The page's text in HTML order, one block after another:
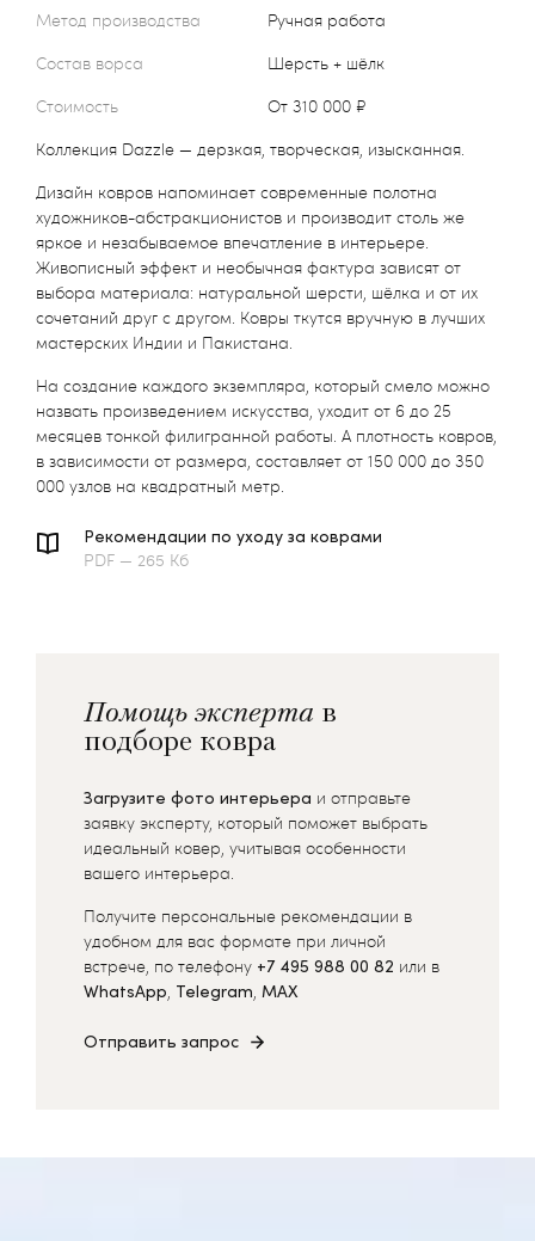
Метод производства
Ручная работа
Состав ворса
Шерсть + шёлк
Стоимость
от 310 000 ₽
Коллекция Dazzle — дерзкая, творческая, изысканная.
Дизайн ковров напоминает современные полотна
художников-абстракционистов и производит столь же
яркое и незабываемое впечатление в интерьере.
Живописный эффект и необычная фактура зависят от
выбора материала: натуральной шерсти, шёлка и от их
сочетаний друг с другом. Ковры ткутся вручную в лучших
мастерских Индии и Пакистана.
На создание каждого экземпляра, который смело можно
назвать произведением искусства, уходит от 6 до 25
месяцев тонкой филигранной работы. А плотность ковров,
в зависимости от размера, составляет от 150 000 до 350
000 узлов на квадратный метр.
Рекомендации по уходу за коврами
PDF — 265 Кб
Помощь эксперта в
подборе ковра
Загрузите фото интерьера и отправьте
заявку эксперту, который поможет выбрать
идеальный ковер, учитывая особенности
вашего интерьера.
Получите персональные рекомендации в
удобном для вас формате при личной
встрече, по телефону +7 495 988 00 82 или в
WhatsApp, Telegram, MAX
Отправить запрос